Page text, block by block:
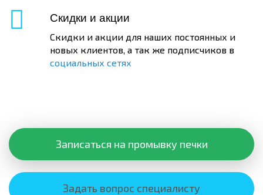
Скидки и акции
Скидки и акции для наших постоянных и
новых клиентов, а так же подписчиков в
социальных сетях
Записаться на промывку печки
Задать вопрос специалисту